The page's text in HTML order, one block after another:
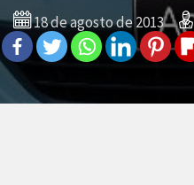
18 de agosto de 2013